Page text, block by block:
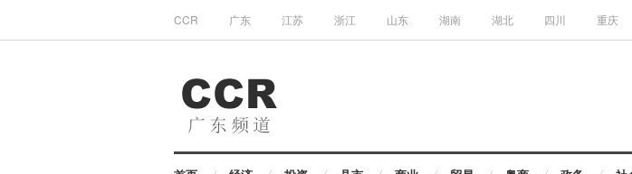
CCR 广东 江苏 浙江 山东 湖南 湖北 四川 重庆